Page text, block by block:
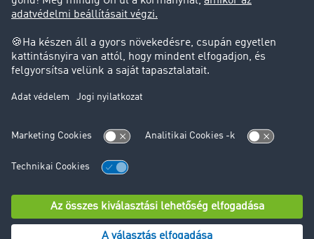
Adatvédelem
süti-beállítások
Támogatás